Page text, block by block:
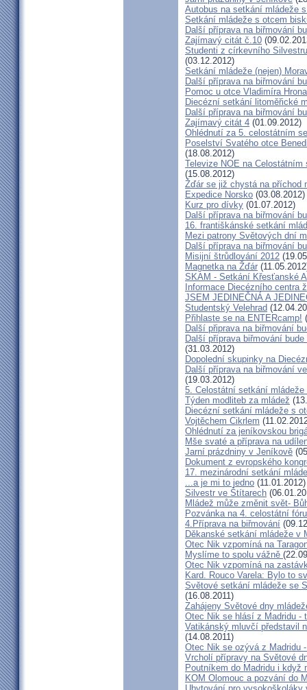
Autobus na setkání mládeže
Setkání mládeže s otcem
Další příprava na biřmování
Zajímavý citát č.10
Studenti z církevního
(03.12.2012)
Setkání mládeže (nejen)
Další příprava na biřmování
Pomoc u otce Vladimíra Hrona
Diecézní setkání litoměřické
Další příprava na biřmování
Zajímavý citát 4 (01.09.2012)
Ohlédnutí za 5. celostátním
Poselství Svatého otce
(18.08.2012)
Televize NOE na
(15.08.2012)
Žďár se již chystá na příchod
Expedice Norsko (03.08.2012)
Kurz pro dívky (01.07.2012)
Další příprava na biřmování
16. františkánské setkání
Mezi patrony Světových dní
Další příprava na biřmování
Misijní štrůdlování 2012
Magnetka na Žďár
SKAM - Setkání Křesťanské
Informace Diecézního centra
JSEM JEDINEČNÁ A
Studentský Velehrad
Přihlaste se na ENTERcamp!
Další připrava na biřmování
Další příprava biřmování
(31.03.2012)
Dopolední skupinky na
Další příprava na biřmování
(19.03.2012)
5. Celostátní setkání
Týden modliteb za mládež
Diecézní setkání mládeže s
Vojtěchem Cikrlem
Ohlédnutí za jeníkovskou
Mše svaté a příprava na
Jarní prázdniny v Jeníkově
Dokument z evropského
17. mezinárodní setkání
...a je mi to jedno (11.01.2012)
Silvestr ve Štítarech
Mládež může změnit svět-
Pozvánka na 4. celostátní
4.Příprava na biřmování
Děkanské setkání mládeže v
Otec Nik vzpomíná na
Myslíme to spolu vážně
Otec Nik vzpomíná na
Kard. Rouco Varela: Bylo to
Světové setkání mládeže se
(16.08.2011)
Zahájeny Světové dny
Otec Nik se hlásí z Madridu -
Vatikánský mluvčí představil
(14.08.2011)
Otec Nik se ozývá z Madridu
Vrcholí přípravy na Světové
Poutníkem do Madridu i když
KOM Olomouc a pozvání do